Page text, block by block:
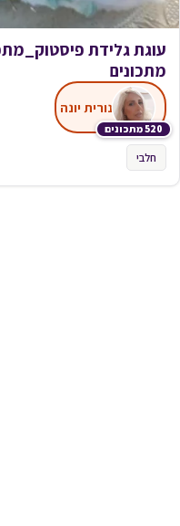
עוגת גלידת
מתכונים
520 מתכונים
נורית יונה
חלבי